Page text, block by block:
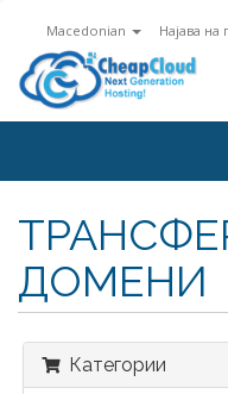
Macedonian Најава
ДОМЕНИ
Категории